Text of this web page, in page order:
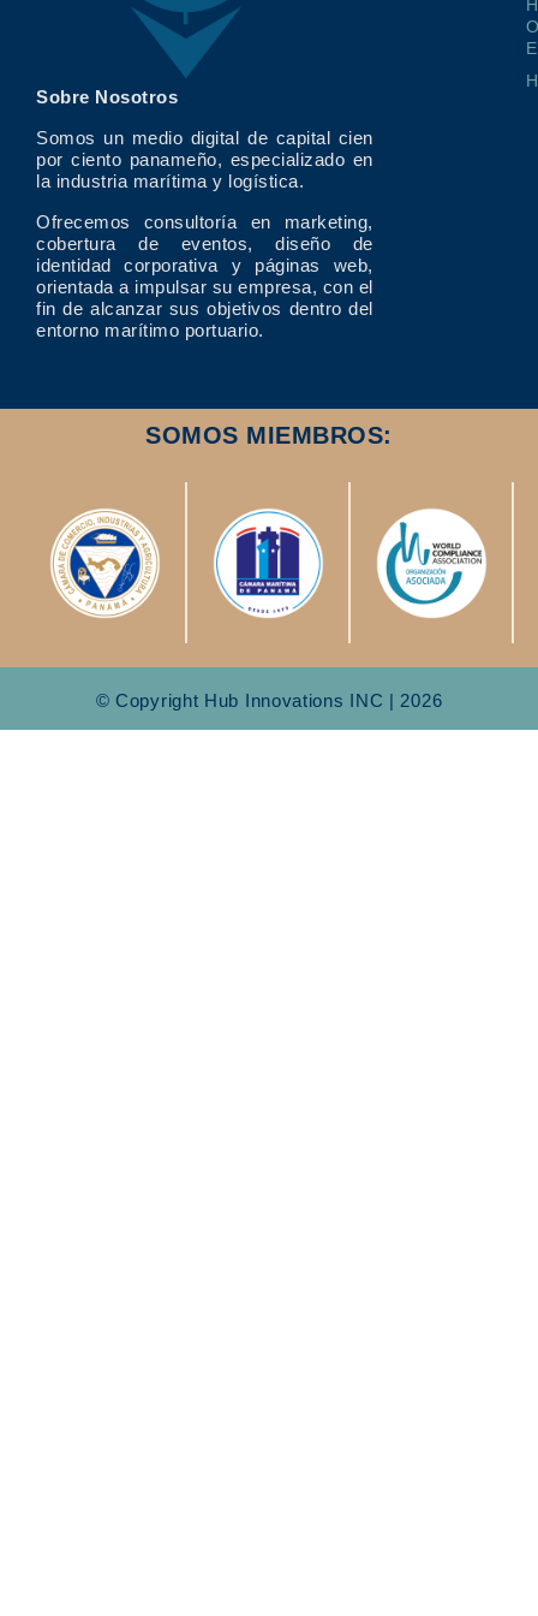
Sobre Nosotros
Somos un medio digital de capital cien
por ciento panameño, especializado en
la industria marítima y logística.
Ofrecemos consultoría en marketing,
cobertura de eventos, diseño de
identidad corporativa y páginas web,
orientada a impulsar su empresa, con el
fin de alcanzar sus objetivos dentro del
entorno marítimo portuario.
SOMOS MIEMBROS:
© Copyright Hub Innovations INC | 2026